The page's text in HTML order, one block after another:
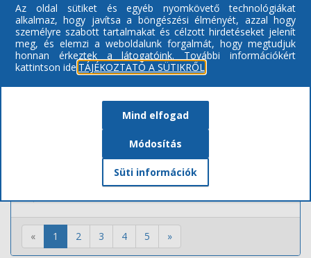
13
Gyermekek Háza Déli Óvoda Kertvárosi Csicsergő
14
Gyermekek Háza Déli Óvoda Mandabokor Telephely,
15
Gyermekek Háza Déli Óvoda Felsősima Telephely
16
Tündérkert Keleti Óvoda Ligeti Tagintézménye
Westsik Vilmos Élelmiszeripari Szakgimnázium és
Nyíregyházi Móra Ferenc Általános Iskola
Gyermekek Háza Déli Óvoda Butykatelep Telephely
Tündérkert Keleti Óvoda Margaréta Tagintézménye
« 1 2 3 4 5 »
Az oldal sütiket és egyéb nyomkövető technológiákat
alkalmaz, hogy javítsa a böngészési élményét, azzal hogy
személyre szabott tartalmakat és célzott hirdetéseket jelenít
meg, és elemzi a weboldalunk forgalmát, hogy megtudjuk
honnan érkeztek a látogatóink.
További információkért
kattintson ide: TÁJÉKOZTATÓ A SÜTIKRŐL
Mind elfogad
Módosítás
Süti információk